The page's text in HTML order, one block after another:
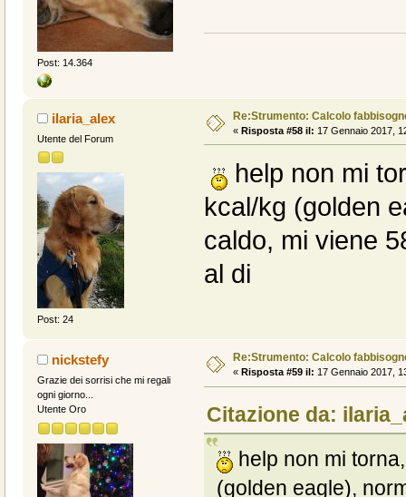
Post: 14.364
ilaria_alex
Utente del Forum
Post: 24
Re:Strumento: Calcolo
« Risposta #58 il: 17 Gennaio 2017,
help non mi
kcal/kg (golden
caldo, mi viene
al di
nickstefy
Grazie dei sorrisi che mi regali
ogni giorno...
Utente Oro
Re:Strumento: Calcolo
« Risposta #59 il: 17 Gennaio 2017,
Citazione da:
help non mi
(golden eagle),